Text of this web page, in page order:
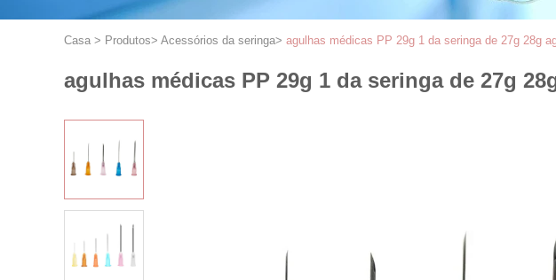
Casa > Produtos> Acessórios da seringa> agulhas médicas PP 29g 1 da seringa de 27g 28g
agulhas médicas PP 29g 1 da seringa de 27g